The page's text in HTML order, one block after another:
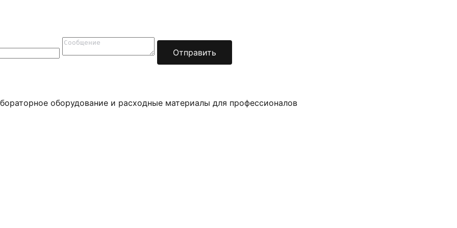
Отправить
оборудование и расходные материалы для профессионалов